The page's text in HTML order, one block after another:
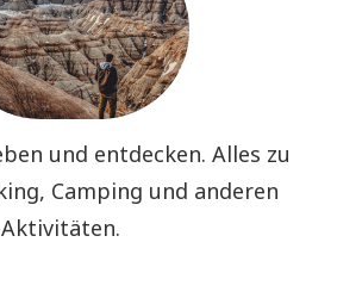
und entdecken. Alles zu
Camping und anderen